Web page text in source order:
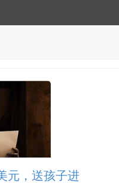
元，送孩子进